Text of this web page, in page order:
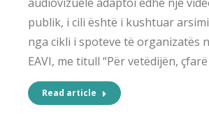
publik, i cili është i kushtuar
nga cikli i spoteve të organizatës
EAVI, me titull “Për vetëdijën,
Read article